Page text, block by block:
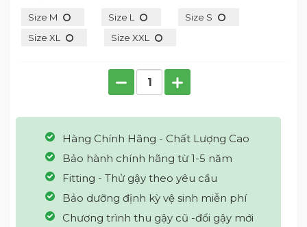
Size M Size L
Size S
Size XL
Size XXL
Hàng Chính Hãng - Chất Lượng Cao
Bảo hành chính hãng từ 1-5 năm
Fitting - Thử gậy theo yêu cầu
Bảo dưỡng định kỳ vệ sinh miễn phí
Chương trình thu gậy cũ -đổi gậy mới